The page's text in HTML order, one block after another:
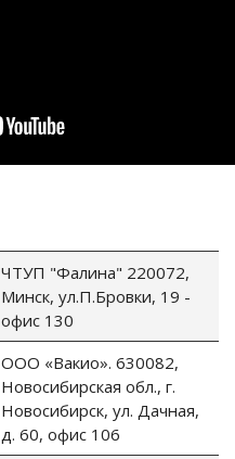
ЧТУП "Фалина" 220072,
Минск, ул.П.Бровки, 19 -
офис 130
ООО «Вакио». 630082,
Новосибирская обл., г.
Новосибирск, ул. Дачная,
д. 60, офис 106